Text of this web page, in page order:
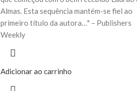
Almas. Esta sequência mantém-se fiel ao
primeiro título da autora…" – Publishers
Weekly
Adicionar ao carrinho